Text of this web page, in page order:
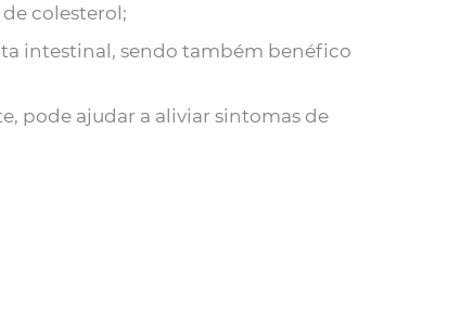
colesterol;
intestinal, sendo também benéfico
pode ajudar a aliviar sintomas de